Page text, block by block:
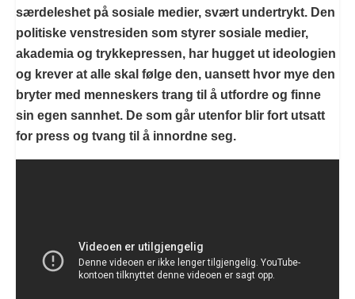
særdeleshet på sosiale medier, svært undertrykt. Den
politiske venstresiden som styrer sosiale medier,
akademia og trykkepressen, har hugget ut ideologien
og krever at alle skal følge den, uansett hvor mye den
bryter med menneskers trang til å utfordre og finne
sin egen sannhet. De som går utenfor blir fort utsatt
for press og tvang til å innordne seg.